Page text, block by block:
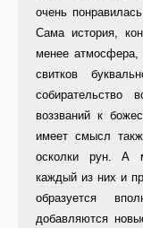
очень
Сама история,
менее
свитков
собирательство
воззваний к
имеет смысл
осколки рун. А
каждый из них и
образуется
добавляются